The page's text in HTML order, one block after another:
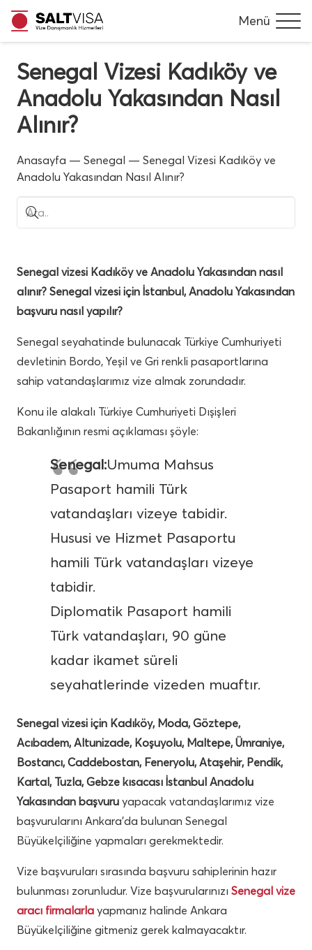
Menü
Senegal Vizesi Kadıköy ve
Anadolu Yakasından Nasıl
Alınır?
Anasayfa — Senegal — Senegal Vizesi Kadıköy ve
Anadolu Yakasından Nasıl Alınır?
Senegal vizesi Kadıköy ve Anadolu Yakasından nasıl
alınır? Senegal vizesi için İstanbul, Anadolu Yakasından
başvuru nasıl yapılır?
Senegal seyahatinde bulunacak Türkiye Cumhuriyeti
devletinin Bordo, Yeşil ve Gri renkli pasaportlarına
sahip vatandaşlarımız vize almak zorundadır.
Konu ile alakalı Türkiye Cumhuriyeti Dışişleri
Bakanlığının resmi açıklaması şöyle:
Senegal:Umuma Mahsus
Pasaport hamili Türk
vatandaşları vizeye tabidir.
Hususi ve Hizmet Pasaportu
hamili Türk vatandaşları vizeye
tabidir.
Diplomatik Pasaport hamili
Türk vatandaşları, 90 güne
kadar ikamet süreli
seyahatlerinde vizeden muaftır.
Senegal vizesi için Kadıköy, Moda, Göztepe,
Acıbadem, Altunizade, Koşuyolu, Maltepe, Ümraniye,
Bostancı, Caddebostan, Feneryolu, Ataşehir, Pendik,
Kartal, Tuzla, Gebze kısacası İstanbul Anadolu
Yakasından başvuru yapacak vatandaşlarımız vize
başvurularını Ankara’da bulunan Senegal
Büyükelçiliğine yapmaları gerekmektedir.
Vize başvuruları sırasında başvuru sahiplerinin hazır
bulunması zorunludur. Vize başvurularınızı Senegal vize
aracı firmalarla yapmanız halinde Ankara
Büyükelçiliğine gitmeniz gerek kalmayacaktır.